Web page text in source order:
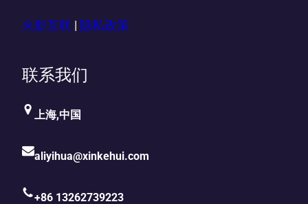
火影互联 | 隐私政策
联系我们
上海,中国
aliyihua@xinkehui.com
+86 13262739223